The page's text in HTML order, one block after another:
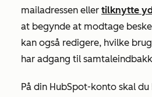
mailadressen eller tilknytte
at begynde at modtage
kan også redigere, hvilke
har adgang til
På din HubSpot-konto skal